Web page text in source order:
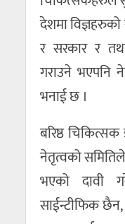
देशमा
र सरकार र
गराउने भएपनि
भनाई छ ।
बरिष्ठ
नेतृत्वको
भएको दावी
साईन्टीफिक